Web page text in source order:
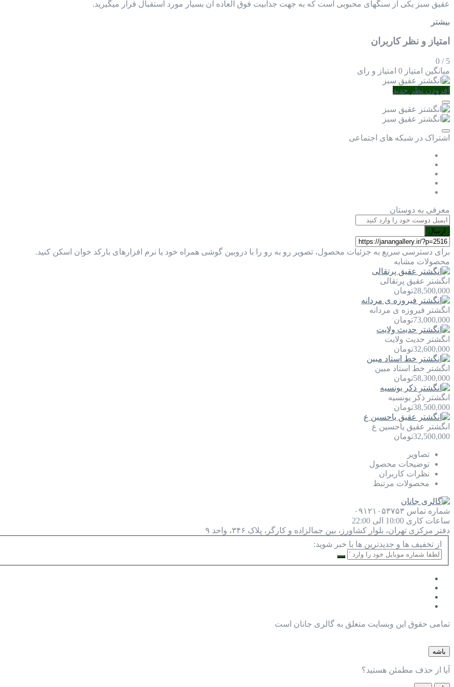
عقیق سبز یکی از سنگهای محبوبی است که به جهت جذابیت فوق العاده آن بسیار مورد استقبال قرار میگیرید.
بیشتر
امتیاز و نظر کاربران
5
/
0
میانگین امتیاز 0 امتیاز و رای
افزودن نظر جدید
اشتراک در شبکه های اجتماعی
معرفی به دوستان
ارسال
برای دسترسی سریع به جزئیات محصول، تصویر رو به رو را با دروبین گوشی همراه خود یا نرم افزارهای بارکد خوان اسکن کنید.
محصولات مشابه
انگشتر عقیق پرتقالی
28,500,000تومان
انگشتر فیروزه ی مردانه
73,000,000تومان
انگشتر حدیث ولایت
32,600,000تومان
انگشتر خط استاد مبین
58,300,000تومان
انگشتر ذکر یونسیه
38,500,000تومان
انگشتر عقیق یاحسین ع
32,500,000تومان
تصاویر
توضیحات محصول
نظرات کاربران
محصولات مرتبط
شماره تماس ۰۹۱۲۱۰۵۳۷۵۳
ساعات کاری 10:00 الی 22:00
دفتر مرکزی تهران، بلوار کشاورز، بین جمالزاده و کارگر، پلاک ۳۴۶، واحد ۹
از تخفیف ها و جدیدترین ها با خبر شوید:
تمامی حقوق این وبسایت متعلق به گالری جانان است
باشه
آیا از حذف مطمئن هستید؟